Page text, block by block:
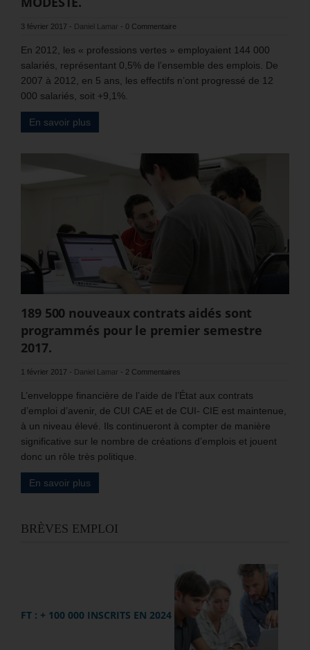
3 février 2017 - Daniel Lamar - 0 Commentaire
En 2012, les « professions vertes » employaient 144 000
salariés, représentant 0,5% de l’ensemble des emplois. De
2007 à 2012, en 5 ans, les effectifs n’ont progressé de 12
000 salariés, soit +9,1%.
En savoir plus
189 500 nouveaux contrats aidés sont
programmés pour le premier semestre
2017.
1 février 2017 - Daniel Lamar - 2 Commentaires
L’enveloppe financière de l’aide de l’État aux contrats
d’emploi d’avenir, de CUI CAE et de CUI- CIE est maintenue,
à un niveau élevé. Ils continueront à compter de manière
significative sur le nombre de créations d’emplois et jouent
donc un rôle très politique.
En savoir plus
BRÈVES EMPLOI
FT : + 100 000 INSCRITS EN 2024